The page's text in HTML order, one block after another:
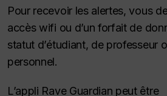
Pour recevoir les alertes, vous
accès wifi ou d’un forfait de
statut d’étudiant, de professeur
personnel.
L’appli Rave Guardian peut être